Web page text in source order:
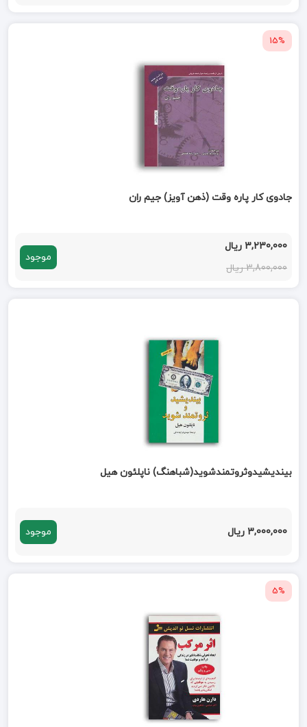
15%
جادوی کار پاره وقت (ذهن آویز) جیم ران
3,230,000 ریال
3,800,000 ریال
موجود
بیندیشیدوثروتمندشوید(شباهنگ) ناپلئون هیل
3,000,000 ریال موجود
5%